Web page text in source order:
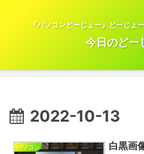
『パソコンどーじょー』どーじょ
今日のどー
2022-10-13
パソコン 白黒画